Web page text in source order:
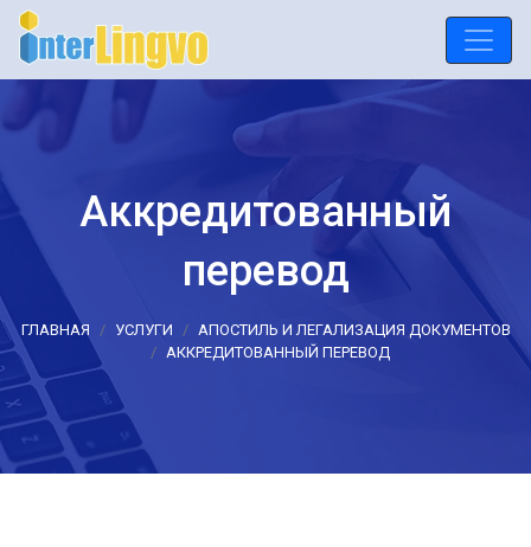
Аккредитованный
перевод
ГЛАВНАЯ УСЛУГИ
АПОСТИЛЬ И ЛЕГАЛИЗАЦИЯ ДОКУМЕНТОВ
АККРЕДИТОВАННЫЙ ПЕРЕВОД